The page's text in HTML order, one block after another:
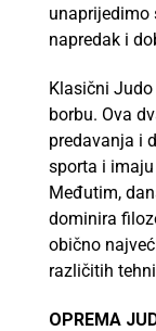
unaprijedimo
napredak i
Klasični
borbu. Ova
predavanja i
sporta i
Međutim,
dominira
obično
različitih
OPREMA